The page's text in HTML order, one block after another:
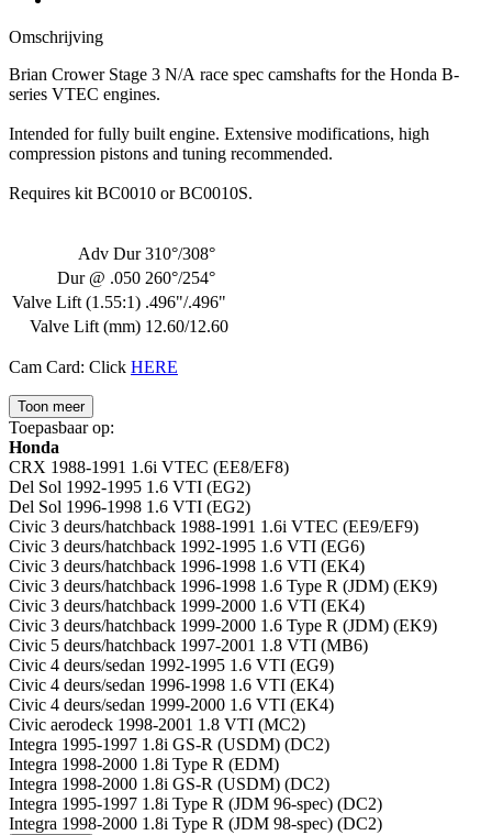
Omschrijving
Brian Crower Stage 3 N/A race spec camshafts for the Honda B-
series VTEC engines.
Intended for fully built engine. Extensive modifications, high
compression pistons and tuning recommended.
Requires kit BC0010 or BC0010S.
Adv Dur 310°/308°
Dur @ .050 260°/254°
Valve Lift (1.55:1) .496"/.496"
Valve Lift (mm) 12.60/12.60
Cam Card: Click HERE
Toon meer
Toepasbaar op:
Honda
CRX 1988-1991 1.6i VTEC (EE8/EF8)
Del Sol 1992-1995 1.6 VTI (EG2)
Del Sol 1996-1998 1.6 VTI (EG2)
Civic 3 deurs/hatchback 1988-1991 1.6i VTEC (EE9/EF9)
Civic 3 deurs/hatchback 1992-1995 1.6 VTI (EG6)
Civic 3 deurs/hatchback 1996-1998 1.6 VTI (EK4)
Civic 3 deurs/hatchback 1996-1998 1.6 Type R (JDM) (EK9)
Civic 3 deurs/hatchback 1999-2000 1.6 VTI (EK4)
Civic 3 deurs/hatchback 1999-2000 1.6 Type R (JDM) (EK9)
Civic 5 deurs/hatchback 1997-2001 1.8 VTI (MB6)
Civic 4 deurs/sedan 1992-1995 1.6 VTI (EG9)
Civic 4 deurs/sedan 1996-1998 1.6 VTI (EK4)
Civic 4 deurs/sedan 1999-2000 1.6 VTI (EK4)
Civic aerodeck 1998-2001 1.8 VTI (MC2)
Integra 1995-1997 1.8i GS-R (USDM) (DC2)
Integra 1998-2000 1.8i Type R (EDM)
Integra 1998-2000 1.8i GS-R (USDM) (DC2)
Integra 1995-1997 1.8i Type R (JDM 96-spec) (DC2)
Integra 1998-2000 1.8i Type R (JDM 98-spec) (DC2)